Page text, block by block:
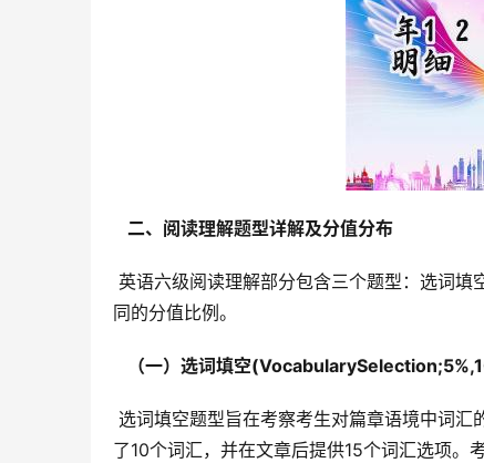
  二、阅读理解题型详解及分值分布
同的分值比例。
（一）选词填空
了10个词汇，并在文章后提供15个词汇选项。